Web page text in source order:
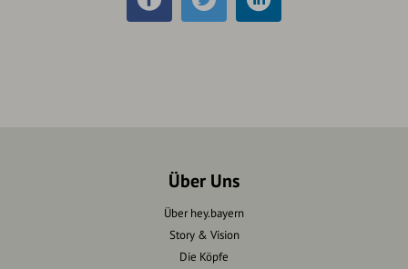
Über Uns
Über hey.bayern
Story & Vision
Die Köpfe